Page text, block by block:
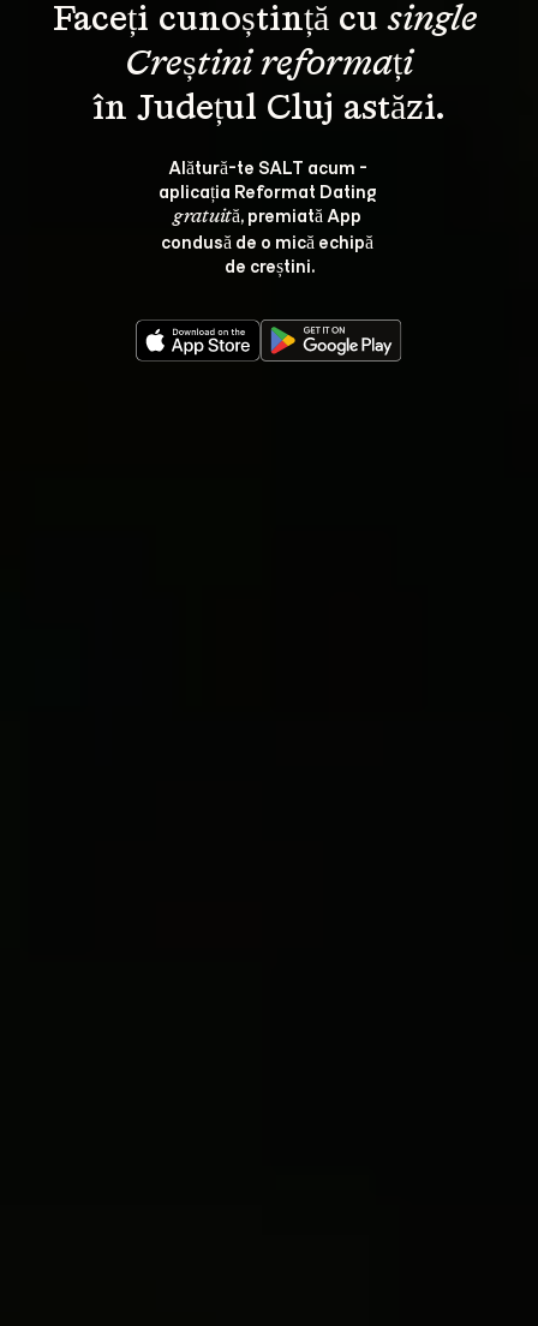
Faceți cunoștință cu single
Creștini reformați
Alătură-te SALT acum -
aplicația Reformat Dating
gratuită, premiată App
condusă de o mică echipă
de creștini.